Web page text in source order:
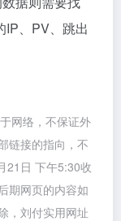
IP、PV、跳出
网络，不保证外
链接的指向，不
21日 下午5:30收
期网页的内容如
，刘付实用网址